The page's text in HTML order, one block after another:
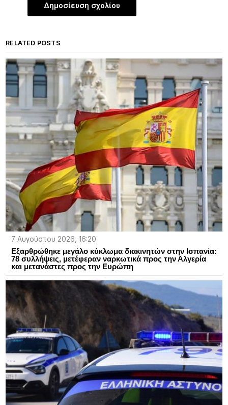
RELATED POSTS
7 Αυγούστου 2026, 16:20
Εξαρθρώθηκε μεγάλο κύκλωμα διακινητών στην Ισπανία:
78 συλλήψεις, μετέφεραν ναρκωτικά προς την Αλγερία
και μετανάστες προς την Ευρώπη